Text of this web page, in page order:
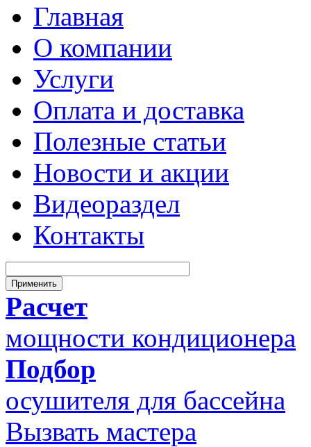
Главная
О компании
Услуги
Оплата и доставка
Полезные статьи
Новости и акции
Видеораздел
Контакты
Расчет
мощности кондиционера
Подбор
осушителя для бассейна
Вызвать мастера